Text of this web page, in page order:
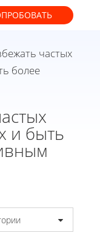
частых
более
и быть